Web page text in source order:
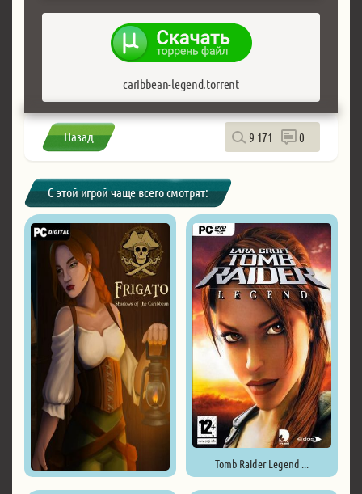
caribbean-legend.torrent
Назад 9 171 0
С этой игрой чаще всего смотрят:
Tomb Raider Legend ...